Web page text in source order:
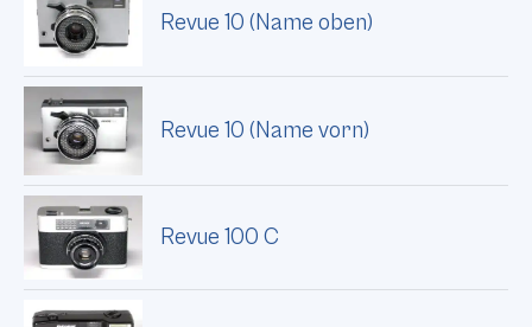
Revue 10 (Name oben)
Revue 10 (Name vorn)
Revue 100 C